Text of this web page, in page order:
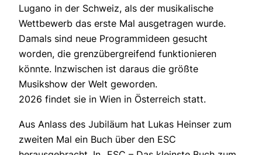
Lugano in der Schweiz, als der musikalische
Wettbewerb das erste Mal ausgetragen wurde.
Damals sind neue Programmideen gesucht
worden, die grenzübergreifend funktionieren
könnte. Inzwischen ist daraus die größte
Musikshow der Welt geworden.
2026 findet sie in Wien in Österreich statt.
Aus Anlass des Jubiläum hat Lukas Heinser zum
zweiten Mal ein Buch über den ESC